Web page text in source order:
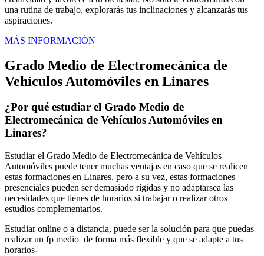
una rutina de trabajo, explorarás tus inclinaciones y alcanzarás tus
aspiraciones.
MÁS INFORMACIÓN
Grado Medio de Electromecánica de
Vehículos Automóviles en Linares
¿Por qué estudiar el Grado Medio de
Electromecánica de Vehículos Automóviles en
Linares?
Estudiar el Grado Medio de Electromecánica de Vehículos
Automóviles puede tener muchas ventajas en caso que se realicen
estas formaciones en Linares, pero a su vez, estas formaciones
presenciales pueden ser demasiado rígidas y no adaptarsea las
necesidades que tienes de horarios si trabajar o realizar otros
estudios complementarios.
Estudiar online o a distancia, puede ser la solución para que puedas
realizar un fp medio de forma más flexible y que se adapte a tus
horarios-